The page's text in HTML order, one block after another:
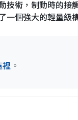
技術，制動時的接
一個強大的輕量級
裡 。